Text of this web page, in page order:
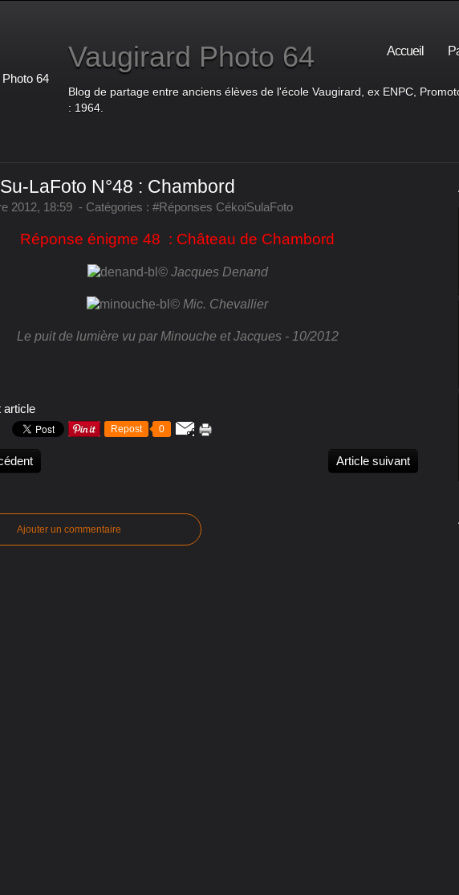
Vaugirard Photo 64
Blog de partage entre anciens élèves de l'école Vaugirard, ex ENPC,
: 1964.
Accueil
LaFoto N°48 : Chambord
2012, 18:59 - Catégories : #Réponses CékoiSulaFoto
Réponse énigme 48 : Château de Chambord
© Jacques Denand
© Mic. Chevallier
Le puit de lumière vu par Minouche et Jacques - 10/2012
article
Repost 0
Article suivant
Ajouter un commentaire